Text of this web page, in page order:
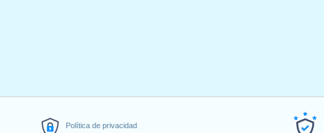
Política de privacidad